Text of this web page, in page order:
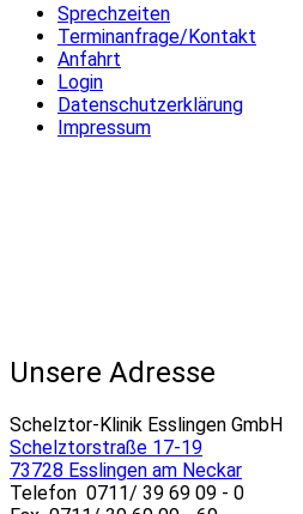
Sprechzeiten
Terminanfrage/Kontakt
Anfahrt
Login
Datenschutzerklärung
Impressum
Unsere Adresse
Schelztor-Klinik Esslingen GmbH
Schelztorstraße 17-19
73728 Esslingen am Neckar
Telefon 0711/ 39 69 09 - 0